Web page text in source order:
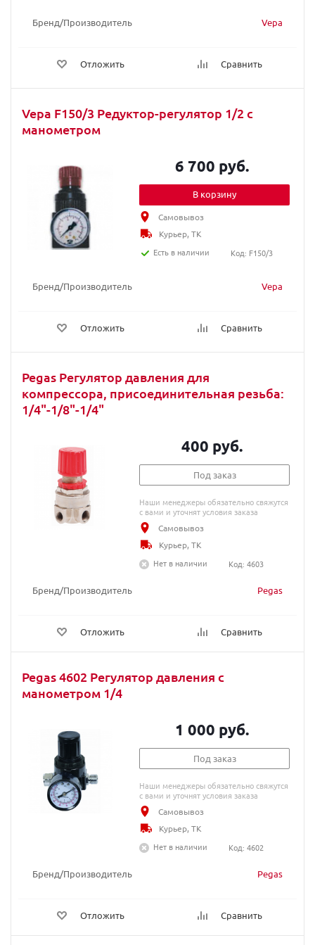
Бренд/Производитель Vepa
Отложить Сравнить
Vepa F150/3 Редуктор-регулятор 1/2 с
манометром
Бренд/Производитель Vepa
Отложить Сравнить
6 700 руб.
В корзину
Самовывоз
Курьер, ТК
Есть в наличии
Код: F150/3
Pegas Регулятор давления для
компрессора, присоединительная резьба:
1/4"-1/8"-1/4"
Бренд/Производитель Pegas
Отложить Сравнить
400 руб.
Под заказ
Наши менеджеры обязательно свяжутся
с вами и уточнят условия заказа
Самовывоз
Курьер, ТК
Нет в наличии
Код: 4603
Pegas 4602 Регулятор давления с
манометром 1/4
Бренд/Производитель Pegas
Отложить Сравнить
1 000 руб.
Под заказ
Наши менеджеры обязательно свяжутся
с вами и уточнят условия заказа
Самовывоз
Курьер, ТК
Нет в наличии
Код: 4602